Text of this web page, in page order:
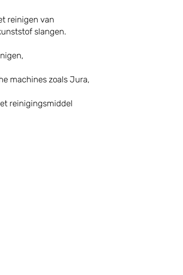
reinigen van
slangen.
machines zoals Jura,
reinigingsmiddel